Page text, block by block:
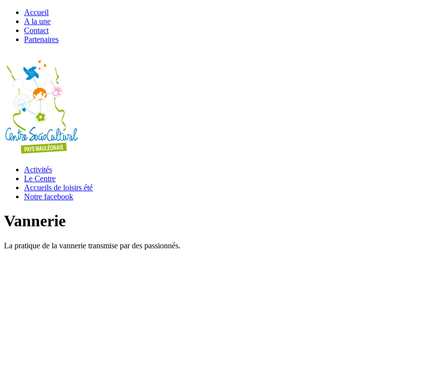
Accueil
A la une
Contact
Partenaires
Activités
Le Centre
Accueils de loisirs été
Notre facebook
Vannerie
La pratique de la vannerie transmise par des passionnés.